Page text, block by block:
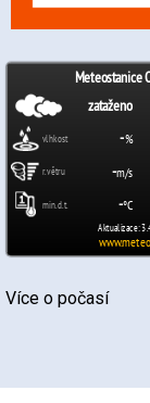
Více o počasí